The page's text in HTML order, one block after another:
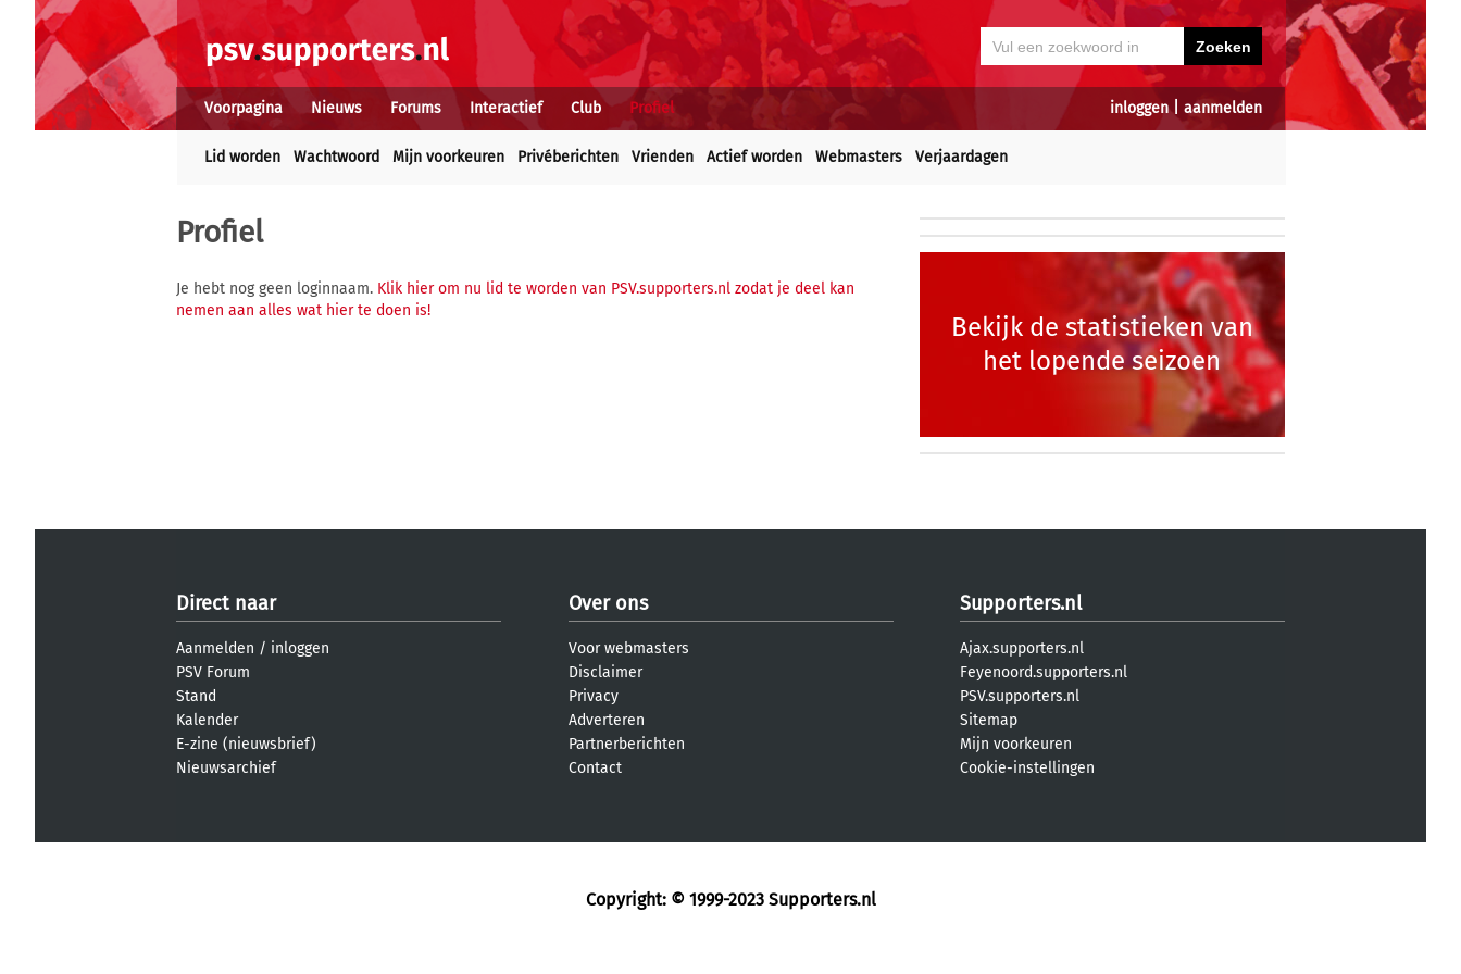
inloggen| aanmelden
Voorpagina Nieuws Forums Interactief Club Profiel
Lid worden Wachtwoord Mijn voorkeuren Privéberichten Vrienden Actief worden Webmasters Verjaardagen
Profiel
Je hebt nog geen loginnaam. Klik hier om nu lid te worden van PSV.supporters.nl zodat je deel kan
nemen aan alles wat hier te doen is!
Bekijk de statistieken van
het lopende seizoen
Direct naar
Aanmelden / inloggen
PSV Forum
Stand
Kalender
E-zine (nieuwsbrief)
Nieuwsarchief
Over ons
Voor webmasters
Disclaimer
Privacy
Adverteren
Partnerberichten
Contact
Supporters.nl
Ajax.supporters.nl
Feyenoord.supporters.nl
PSV.supporters.nl
Sitemap
Mijn voorkeuren
Cookie-instellingen
Copyright: © 1999-2023 Supporters.nl